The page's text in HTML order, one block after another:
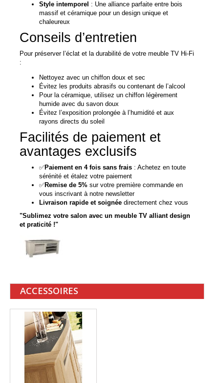
Style intemporel : Une alliance parfaite entre bois
massif et céramique pour un design unique et
chaleureux
Conseils d’entretien
Pour préserver l’éclat et la durabilité de votre meuble TV Hi-Fi
:
Nettoyez avec un chiffon doux et sec
Évitez les produits abrasifs ou contenant de l’alcool
Pour la céramique, utilisez un chiffon légèrement
humide avec du savon doux
Évitez l’exposition prolongée à l’humidité et aux
rayons directs du soleil
Facilités de paiement et
avantages exclusifs
✅Paiement en 4 fois sans frais : Achetez en toute
sérénité et étalez votre paiement
✅Remise de 5% sur votre première commande en
vous inscrivant à notre newsletter
Livraison rapide et soignée directement chez vous
"Sublimez votre salon avec un meuble TV alliant design
et praticité !"
ACCESSOIRES